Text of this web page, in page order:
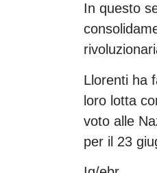
In questo
Llorenti ha
loro lotta
voto alle
per il 23